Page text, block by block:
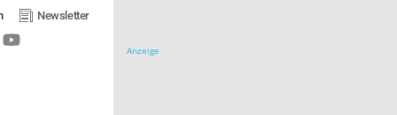
Newsletter
Anzeige